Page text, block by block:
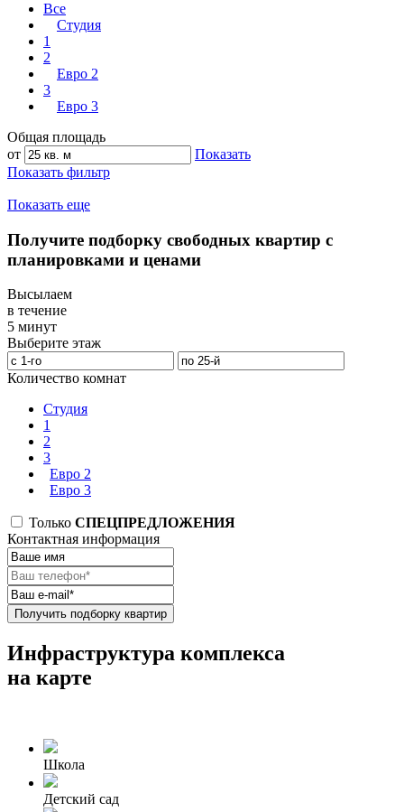
Все
Студия
1
2
Евро 2
3
Евро 3
Общая площадь
от
Показать
Показать фильтр
Показать еще
Получите подборку свободных квартир с
планировками и ценами
Высылаем
в течение
5 минут
Выберите этаж
Количество комнат
Студия
1
2
3
Евро 2
Евро 3
Только СПЕЦПРЕДЛОЖЕНИЯ
Контактная информация
Получить подборку квартир
Инфраструктура комплекса
на карте
Школа
Детский сад